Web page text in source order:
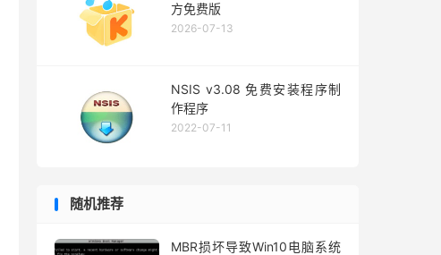
方免费版
2026-07-13
NSIS v3.08 免费安装程序制
作程序
2022-07-11
随机推荐
MBR损坏导致Win10电脑系统